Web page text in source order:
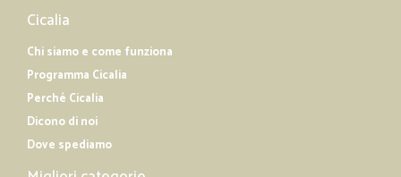
Cicalia
Chi siamo e come funziona
Programma Cicalia
Perché Cicalia
Dicono di noi
Dove spediamo